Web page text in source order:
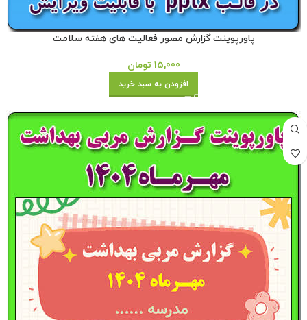
پاورپوینت گزارش مصور فعالیت های هفته سلامت
15,000 تومان
افزودن به سبد خرید